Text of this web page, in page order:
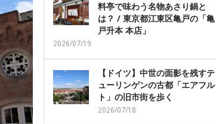
料亭で味わう名物あさり鍋と
は？ / 東京都江東区亀戸の「亀
戸升本 本店」
2026/07/19
【ドイツ】中世の面影を残すテ
ューリンゲンの古都「エアフル
ト」の旧市街を歩く
2026/07/18